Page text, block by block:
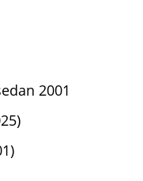
2001